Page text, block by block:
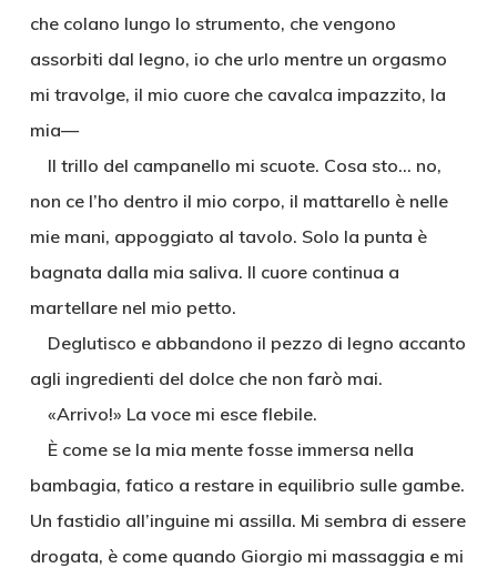
che colano lungo lo strumento, che vengono
assorbiti dal legno, io che urlo mentre un orgasmo
mi travolge, il mio cuore che cavalca impazzito, la
mia—
Il trillo del campanello mi scuote. Cosa sto… no,
non ce l’ho dentro il mio corpo, il mattarello è nelle
mie mani, appoggiato al tavolo. Solo la punta è
bagnata dalla mia saliva. Il cuore continua a
martellare nel mio petto.
Deglutisco e abbandono il pezzo di legno accanto
agli ingredienti del dolce che non farò mai.
«Arrivo!» La voce mi esce flebile.
È come se la mia mente fosse immersa nella
bambagia, fatico a restare in equilibrio sulle gambe.
Un fastidio all’inguine mi assilla. Mi sembra di essere
drogata, è come quando Giorgio mi massaggia e mi